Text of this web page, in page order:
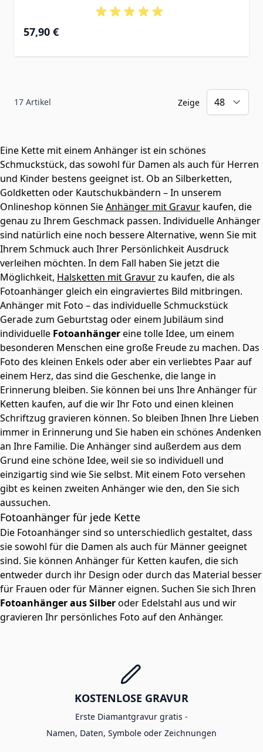
57,90 €
17 Artikel Zeige
Eine Kette mit einem Anhänger ist ein schönes
Schmuckstück, das sowohl für Damen als auch für Herren
und Kinder bestens geeignet ist. Ob an Silberketten,
Goldketten oder Kautschukbändern – In unserem
Onlineshop können SieAnhänger mit Gravur kaufen, die
genau zu Ihrem Geschmack passen. Individuelle Anhänger
sind natürlich eine noch bessere Alternative, wenn Sie mit
Ihrem Schmuck auch Ihrer Persönlichkeit Ausdruck
verleihen möchten. In dem Fall haben Sie jetzt die
Möglichkeit, Halsketten mit Gravurzu kaufen, die als
Fotoanhänger gleich ein eingraviertes Bild mitbringen.
Anhänger mit Foto – das individuelle Schmuckstück
Gerade zum Geburtstag oder einem Jubiläum sind
individuelle Fotoanhängereine tolle Idee, um einem
besonderen Menschen eine große Freude zu machen. Das
Foto des kleinen Enkels oder aber ein verliebtes Paar auf
einem Herz, das sind die Geschenke, die lange in
Erinnerung bleiben. Sie können bei uns Ihre Anhänger für
Ketten kaufen, auf die wir Ihr Foto und einen kleinen
Schriftzug gravieren können. So bleiben Ihnen Ihre Lieben
immer in Erinnerung und Sie haben ein schönes Andenken
an Ihre Familie. Die Anhänger sind außerdem aus dem
Grund eine schöne Idee, weil sie so individuell und
einzigartig sind wie Sie selbst. Mit einem Foto versehen
gibt es keinen zweiten Anhänger wie den, den Sie sich
aussuchen.
Fotoanhänger für jede Kette
Die Fotoanhänger sind so unterschiedlich gestaltet, dass
sie sowohl für die Damen als auch für Männer geeignet
sind. Sie können Anhänger für Ketten kaufen, die sich
entweder durch ihr Design oder durch das Material besser
für Frauen oder für Männer eignen. Suchen Sie sich Ihren
Fotoanhänger aus Silberoder Edelstahl aus und wir
gravieren Ihr persönliches Foto auf den Anhänger.
KOSTENLOSE GRAVUR
Erste Diamantgravur gratis -
Namen, Daten, Symbole oder Zeichnungen